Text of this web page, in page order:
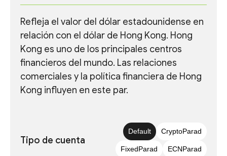
Refleja el valor del dólar estadounidense en
relación con el dólar de Hong Kong. Hong
Kong es uno de los principales centros
financieros del mundo. Las relaciones
comerciales y la política financiera de Hong
Kong influyen en este par.
Tipo de cuenta
Default CryptoParad
FixedParad ECNParad